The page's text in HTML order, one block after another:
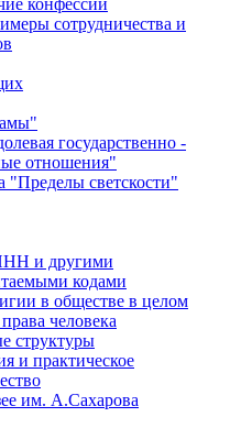
конфессии
сотрудничества и
государственно -
отношения"
"Пределы светскости"
и другими
кодами
в обществе в целом
человека
структуры
и практическое
им. А.Сахарова